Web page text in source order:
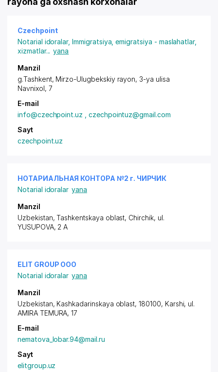
Czechpoint
Notarial idoralar,Immigratsiya, emigratsiya - maslahatlar,
xizmatlar... yana
Manzil
g.Tashkent, Mirzo-Ulugbekskiy rayon, 3-ya ulisa
Navnixol, 7
E-mail
info@czechpoint.uz , czechpointuz@gmail.com
Sayt
czechpoint.uz
НОТАРИАЛЬНАЯ КОНТОРА №2 г. ЧИРЧИК
Notarial idoralar yana
Manzil
Uzbekistan, Tashkentskaya oblast, Chirchik, ul.
YUSUPOVA, 2 A
ELIT GROUP ООО
Notarial idoralar yana
Manzil
Uzbekistan, Kashkadarinskaya oblast, 180100, Karshi, ul.
AMIRA TEMURA, 17
E-mail
nematova_lobar.94@mail.ru
Sayt
elitgroup.uz